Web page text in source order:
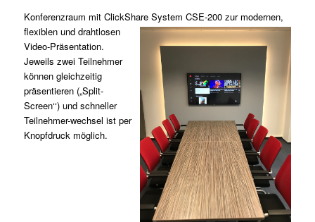
Konferenzraum mit ClickShare System CSE-200 zur modernen,
flexiblen und drahtlosen
Video-Präsentation.
Jeweils zwei Teilnehmer
können gleichzeitig
präsentieren („Split-
Screen‘‘) und schneller
Teilnehmer-wechsel ist per
Knopfdruck möglich.